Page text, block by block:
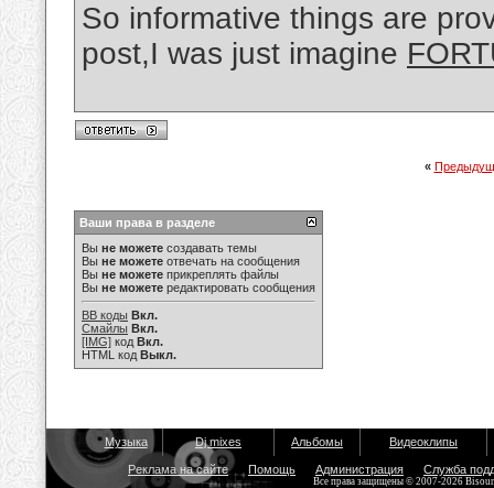
So informative things are
post,I was just imagine
«
Ваши права в разделе
Вы не можете создавать темы
Вы не можете отвечать на сообщения
Вы не можете прикреплять файлы
Вы не можете редактировать сообщения
BB коды Вкл.
Смайлы Вкл.
[IMG] код Вкл.
HTML код Выкл.
Музыка Dj mixes Альбомы Видеоклипы
Реклама на сайте Помощь Администрация Служба
Все права защищены © 2007-2026